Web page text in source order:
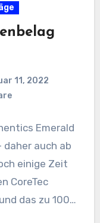
11, 2022
Emerald
daher auch ab
einige Zeit
CoreTec
das zu 100%